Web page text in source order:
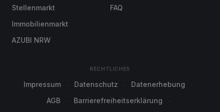
Stellenmarkt
Immobilienmarkt
AZUBI NRW
FAQ
RECHTLICHES
Impressum Datenschutz
Datenerhebung
AGB
Barrierefreiheitserklärung